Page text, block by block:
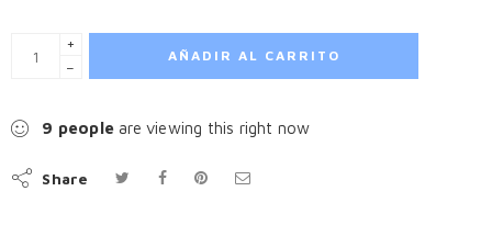
+
−
AÑADIR AL CARRITO
9 people are viewing this right now
Share